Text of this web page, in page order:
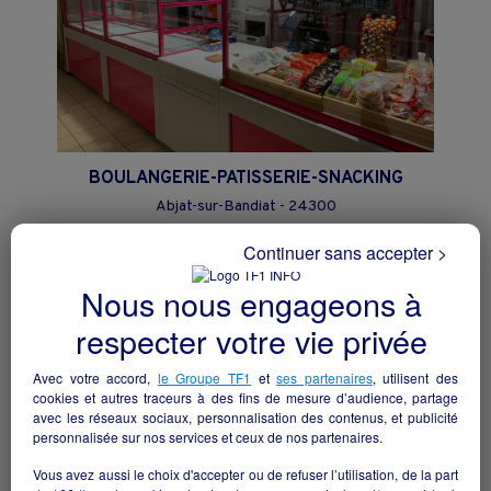
BOULANGERIE-PATISSERIE-SNACKING
Abjat-sur-Bandiat - 24300
Alimentation collectivite
Nous nous engageons à
respecter votre vie privée
Avec votre accord, le Groupe TF1 etses partenaires, utilisent des
cookies et autres traceurs à des fins de mesure d’audience, partage
avec les réseaux sociaux, personnalisation des contenus, et publicité
personnalisée sur nos services et ceux de nos partenaires.
Vous avez aussi le choix d'accepter ou de refuser l’utilisation, de la part
Continuer sans accepter >